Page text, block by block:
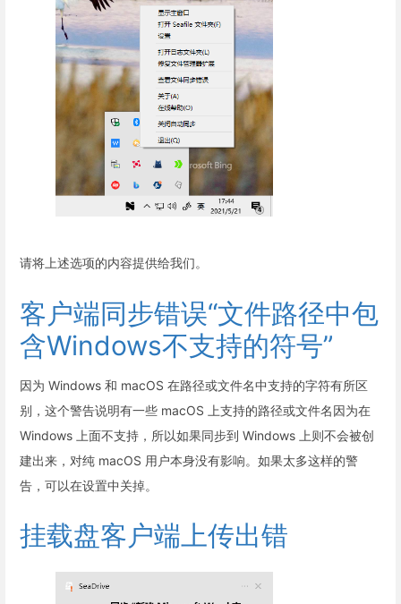
请将上述选项的内容提供给我们。
客户端同步错误“文件路径中包
含Windows不支持的符号”
因为 Windows 和 macOS 在路径或文件名中支持的字符有所区
别，这个警告说明有一些 macOS 上支持的路径或文件名因为在
Windows 上面不支持，所以如果同步到 Windows 上则不会被创
建出来，对纯 macOS 用户本身没有影响。如果太多这样的警
告，可以在设置中关掉。
挂载盘客户端上传出错